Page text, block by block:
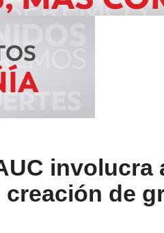
involucra
de